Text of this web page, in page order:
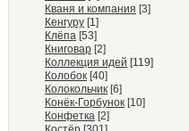
Кваня и компания [3]
Кенгуру [1]
Клёпа [53]
Книговар [2]
Коллекция идей [119]
Колобок [40]
Колокольчик [6]
Конёк-Горбунок [10]
Конфетка [2]